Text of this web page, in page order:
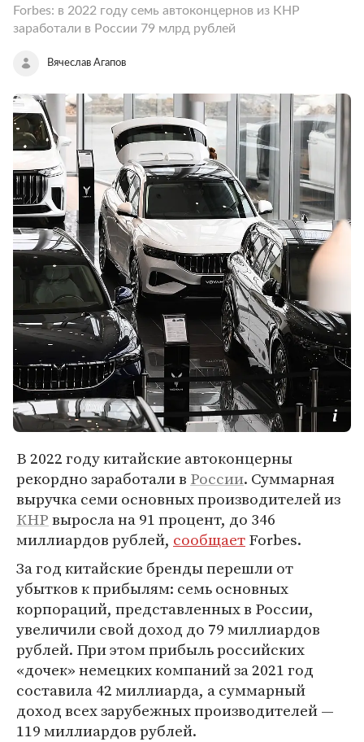
Forbes: в 2022 году семь автоконцернов из КНР
заработали в России 79 млрд рублей
Вячеслав Агапов
В 2022 году китайские автоконцерны
рекордно заработали в России. Суммарная
выручка семи основных производителей из
КНРвыросла на 91 процент, до 346
миллиардов рублей, сообщаетForbes.
За год китайские бренды перешли от
убытков к прибылям: семь основных
корпораций, представленных в России,
увеличили свой доход до 79 миллиардов
рублей. При этом прибыль российских
«дочек» немецких компаний за 2021 год
составила 42 миллиарда, а суммарный
доход всех зарубежных производителей —
119 миллиардов рублей.